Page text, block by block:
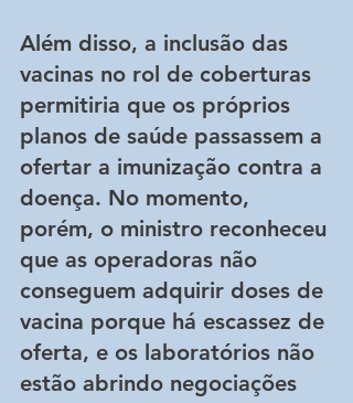
Além disso, a inclusão das
vacinas no rol de coberturas
permitiria que os próprios
planos de saúde passassem a
ofertar a imunização contra a
doença. No momento,
porém, o ministro reconheceu
que as operadoras não
conseguem adquirir doses de
vacina porque há escassez de
oferta, e os laboratórios não
estão abrindo negociações